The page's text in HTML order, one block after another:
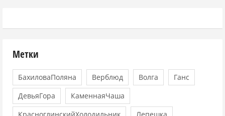
Метки
БахиловаПоляна Верблюд Волга
Ганс
ДевьяГора
КаменнаяЧаша